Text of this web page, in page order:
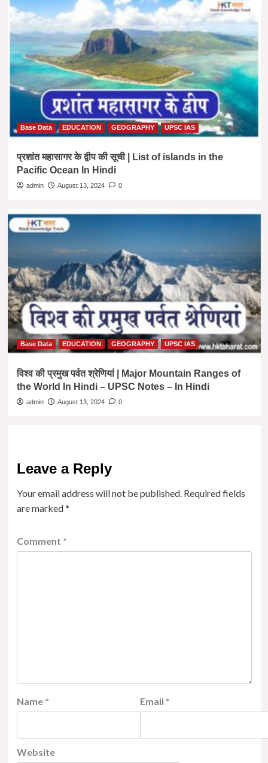
Base Data EDUCATION GEOGRAPHY UPSC IAS
प्रशांत महासागर के द्वीप की सूची | List of islands in the
Pacific Ocean In Hindi
admin August 13, 2024 0
Base Data EDUCATION GEOGRAPHY UPSC IAS
विश्व की प्रमुख पर्वत श्रेणियां | Major Mountain Ranges of
the World In Hindi – UPSC Notes – In Hindi
admin August 13, 2024 0
Leave a Reply
Your email address will not be published. Required fields
are marked*
Comment *
Name * Email *
Website